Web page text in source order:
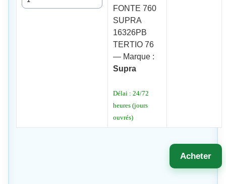
FONTE 760
SUPRA
16326PB
TERTIO 76
— Marque :
Supra
Délai : 24/72
heures (jours
ouvrés)
Acheter